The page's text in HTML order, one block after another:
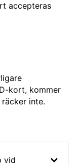
accepteras
kort, kommer
inte.
vid